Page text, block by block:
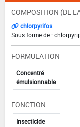
COMPOSITION (DE
chlorpyrifos
Sous forme de :
FORMULATION
Concentré
émulsionnable
FONCTION
Insecticide